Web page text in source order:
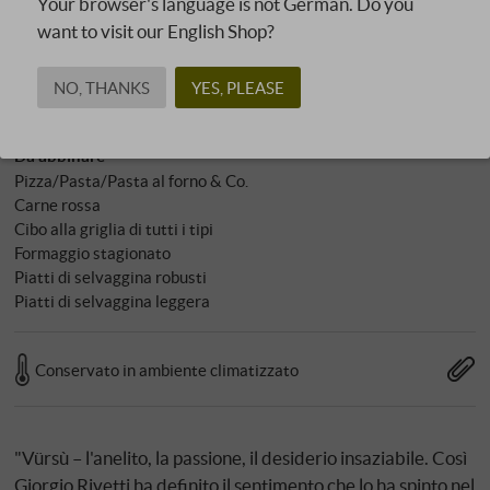
Carattere
Tannico e/o acido
Da abbinare
Pizza/Pasta/Pasta al forno & Co.
Carne rossa
Cibo alla griglia di tutti i tipi
Formaggio stagionato
Piatti di selvaggina robusti
Piatti di selvaggina leggera
Conservato in ambiente climatizzato
"Vürsù – l'anelito, la passione, il desiderio insaziabile. Così
Giorgio Rivetti ha definito il sentimento che lo ha spinto nel
want to visit our English Shop?
NO, THANKS YES, PLEASE